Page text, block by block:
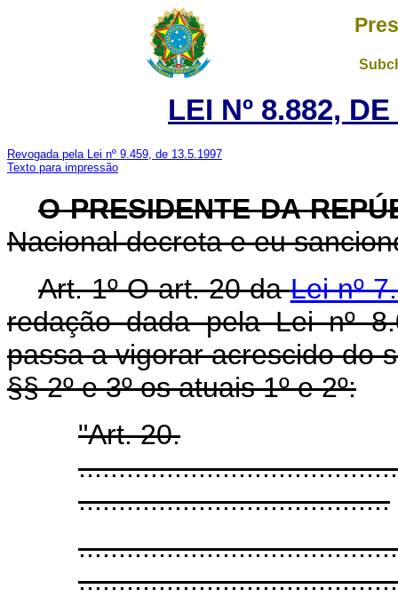
LEI Nº 8.882,
Revogada pela Lei nº 9.459, de 13.5.1997
Texto para impressão
O PRESIDENTE DA
Nacional decreta e eu
Art. 1º O art. 20 daLei nº
redação dada pela Lei nº
passa a vigorar acrescido do
§§ 2º e 3º os atuais 1º e 2º:
"Art. 20.
.......................................